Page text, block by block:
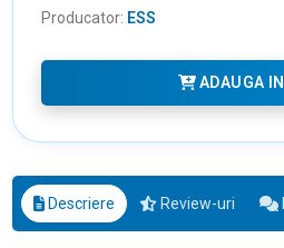
Producator: ESS
ADAUGA
Descriere Review-uri